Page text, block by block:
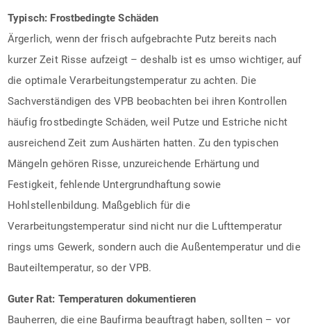
Typisch: Frostbedingte Schäden
Ärgerlich, wenn der frisch aufgebrachte Putz bereits nach
kurzer Zeit Risse aufzeigt – deshalb ist es umso wichtiger, auf
die optimale Verarbeitungstemperatur zu achten. Die
Sachverständigen des VPB beobachten bei ihren Kontrollen
häufig frostbedingte Schäden, weil Putze und Estriche nicht
ausreichend Zeit zum Aushärten hatten. Zu den typischen
Mängeln gehören Risse, unzureichende Erhärtung und
Festigkeit, fehlende Untergrundhaftung sowie
Hohlstellenbildung. Maßgeblich für die
Verarbeitungstemperatur sind nicht nur die Lufttemperatur
rings ums Gewerk, sondern auch die Außentemperatur und die
Bauteiltemperatur, so der VPB.
Guter Rat: Temperaturen dokumentieren
Bauherren, die eine Baufirma beauftragt haben, sollten – vor